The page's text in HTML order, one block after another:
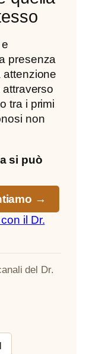
presenza
attenzione
attraverso
tra i primi
non
si può
→
il Dr.
del Dr.